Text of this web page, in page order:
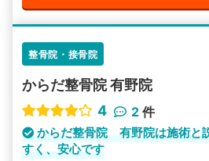
整骨院・接骨院
からだ整骨院 有野院
4
2 件
からだ整骨院 有野院は施術と
すく、安心です